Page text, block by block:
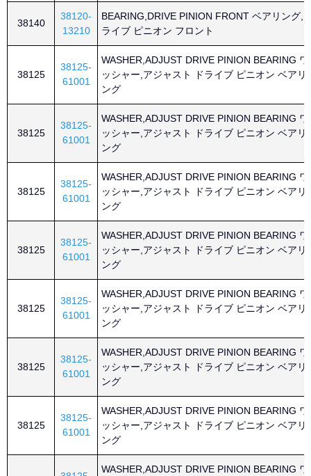
38140
38120-
13210
BEARING,DRIVE PINION FRONT ベアリング,
ライブ ピニオン フロント
38125
38125-
61001
WASHER,ADJUST DRIVE PINION BEARING ワ
ッシャー,アジャスト ドライブ ピニオン ベアリ
ング
38125
38125-
61001
WASHER,ADJUST DRIVE PINION BEARING ワ
ッシャー,アジャスト ドライブ ピニオン ベアリ
ング
38125
38125-
61001
WASHER,ADJUST DRIVE PINION BEARING ワ
ッシャー,アジャスト ドライブ ピニオン ベアリ
ング
38125
38125-
61001
WASHER,ADJUST DRIVE PINION BEARING ワ
ッシャー,アジャスト ドライブ ピニオン ベアリ
ング
38125
38125-
61001
WASHER,ADJUST DRIVE PINION BEARING ワ
ッシャー,アジャスト ドライブ ピニオン ベアリ
ング
38125
38125-
61001
WASHER,ADJUST DRIVE PINION BEARING ワ
ッシャー,アジャスト ドライブ ピニオン ベアリ
ング
38125
38125-
61001
WASHER,ADJUST DRIVE PINION BEARING ワ
ッシャー,アジャスト ドライブ ピニオン ベアリ
ング
WASHER,ADJUST DRIVE PINION BEARING ワ